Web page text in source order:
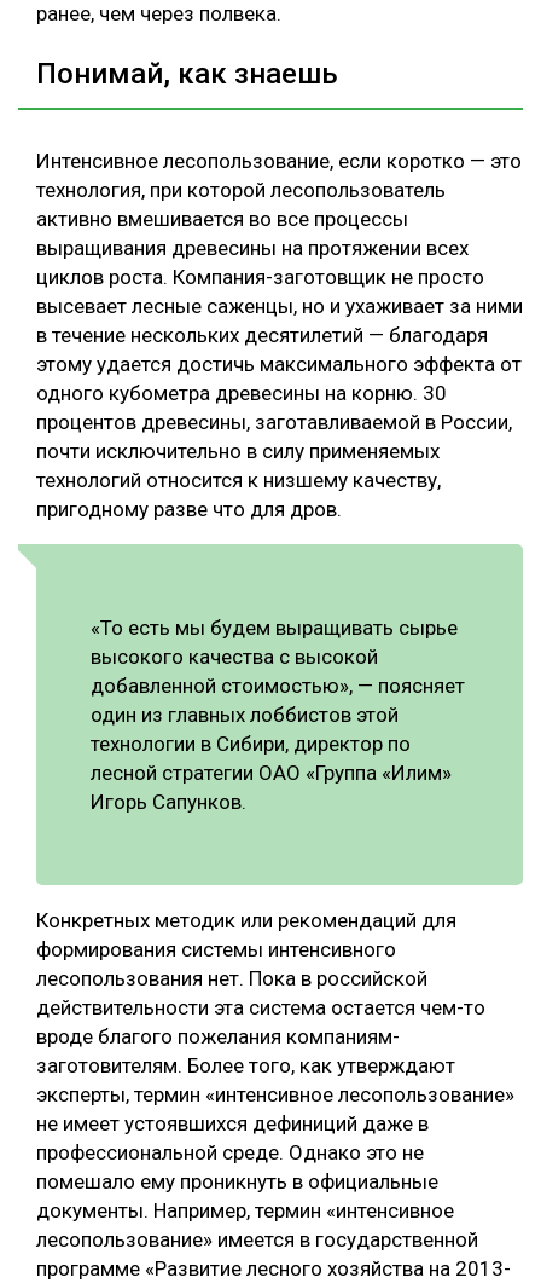
ранее, чем через полвека.
Понимай, как знаешь
Интенсивное лесопользование, если коротко — это
технология, при которой лесопользователь
активно вмешивается во все процессы
выращивания древесины на протяжении всех
циклов роста. Компания-заготовщик не просто
высевает лесные саженцы, но и ухаживает за ними
в течение нескольких десятилетий — благодаря
этому удается достичь максимального эффекта от
одного кубометра древесины на корню. 30
процентов древесины, заготавливаемой в России,
почти исключительно в силу применяемых
технологий относится к низшему качеству,
пригодному разве что для дров.
«То есть мы будем выращивать сырье
высокого качества с высокой
добавленной стоимостью», — поясняет
один из главных лоббистов этой
технологии в Сибири, директор по
лесной стратегии ОАО «Группа «Илим»
Игорь Сапунков.
Конкретных методик или рекомендаций для
формирования системы интенсивного
лесопользования нет. Пока в российской
действительности эта система остается чем-то
вроде благого пожелания компаниям-
заготовителям. Более того, как утверждают
эксперты, термин «интенсивное лесопользование»
не имеет устоявшихся дефиниций даже в
профессиональной среде. Однако это не
помешало ему проникнуть в официальные
документы. Например, термин «интенсивное
лесопользование» имеется в государственной
программе «Развитие лесного хозяйства на 2013-